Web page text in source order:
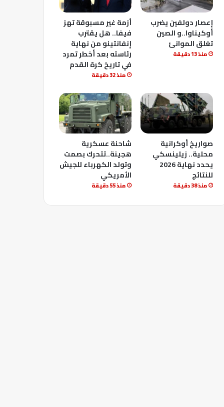
إعصار دولفين يضرب
أوكيناوا..و الصين
تغلق الموانئ
منذ 13 دقيقة
أزمة غير مسبوقة تهز
فيفا.. هل يقترب
إنفانتينو من نهاية
رئاسته بعد أخطر تمرد
في تاريخ كرة القدم
منذ 32 دقيقة
صواريخ أوكرانية
محلية.. زيلينسكي
يحدد نهاية 2026
للنتائج
منذ 38 دقيقة
شاحنة عسكرية
هجينة..تتحرك بصمت
وتولد الكهرباء للجيش
الأمريكي
منذ 55 دقيقة